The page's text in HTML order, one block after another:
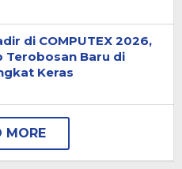
di COMPUTEX 2026,
Terobosan Baru di
Keras